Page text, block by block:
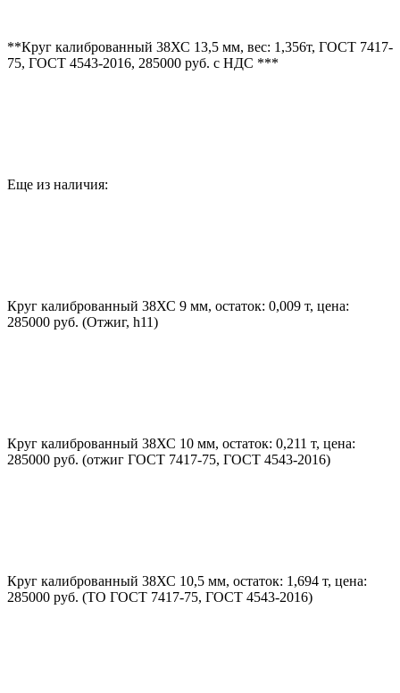
**Круг калиброванный 38ХС 13,5 мм, вес: 1,356т, ГОСТ 7417-
75, ГОСТ 4543-2016, 285000 руб. с НДС ***
Еще из наличия:
Круг калиброванный 38ХС 9 мм, остаток: 0,009 т, цена:
285000 руб. (Отжиг, h11)
Круг калиброванный 38ХС 10 мм, остаток: 0,211 т, цена:
285000 руб. (отжиг ГОСТ 7417-75, ГОСТ 4543-2016)
Круг калиброванный 38ХС 10,5 мм, остаток: 1,694 т, цена:
285000 руб. (ТО ГОСТ 7417-75, ГОСТ 4543-2016)